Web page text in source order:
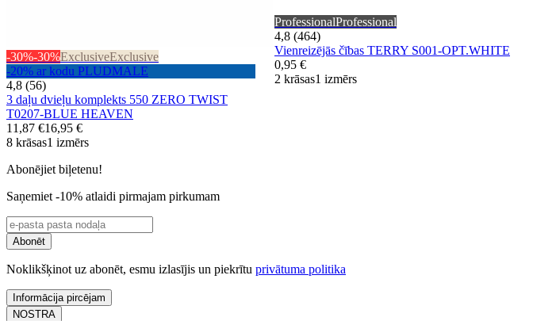
-30%-30%ExclusiveExclusive
-20% ar kodu PLUDMALE
4,8 (56)
3 daļu dvieļu komplekts 550 ZERO TWIST
T0207-BLUE HEAVEN
11,87 €16,95 €
8 krāsas1 izmērs
ProfessionalProfessional
4,8 (464)
Vienreizējās čības TERRY S001-OPT.WHITE
0,95 €
2 krāsas1 izmērs
Abonējiet biļetenu!
Saņemiet -10% atlaidi pirmajam pirkumam
Abonēt
Noklikšķinot uz abonēt, esmu izlasījis un piekrītu privātuma politika
Informācija pircējam
NOSTRA